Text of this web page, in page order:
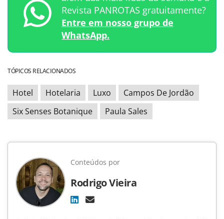
Revista PANROTAS gratuitamente?
Entre em nosso grupo de
WhatsApp.
TÓPICOS RELACIONADOS
Hotel Hotelaria Luxo
Campos De Jordão
Six Senses Botanique
Paula Sales
Conteúdos por
Rodrigo Vieira